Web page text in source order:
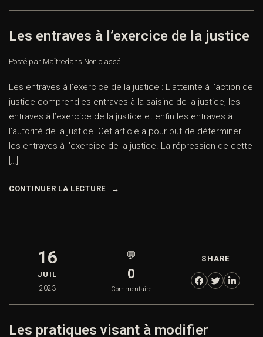
Les entraves à l’exercice de la justice
Posté par Maîtredans Non classé
Les entraves à l’exercice de la justice : L’atteinte à l’action de
justice comprendles entraves à la saisine de la justice, les
entraves à l’exercice de la justice et enfin les entraves à
l’autorité de la justice. Cet article a pour but de déterminer
les entraves à l’exercice de la justice. La répression de cette
[…]
CONTINUER LA LECTURE
16
JUIL
2023
💬
0
Commentaire
SHARE
Les pratiques visant à modifier